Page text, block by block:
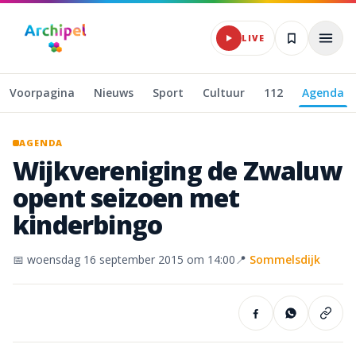
Naar hoofdinhoud
LIVE
Voorpagina Nieuws Sport Cultuur 112 Agenda
AGENDA
Wijkverenigingde Zwaluw
opentseizoenmet
kinderbingo
📅 woensdag 16 september 2015 om 14:00📍 Sommelsdijk